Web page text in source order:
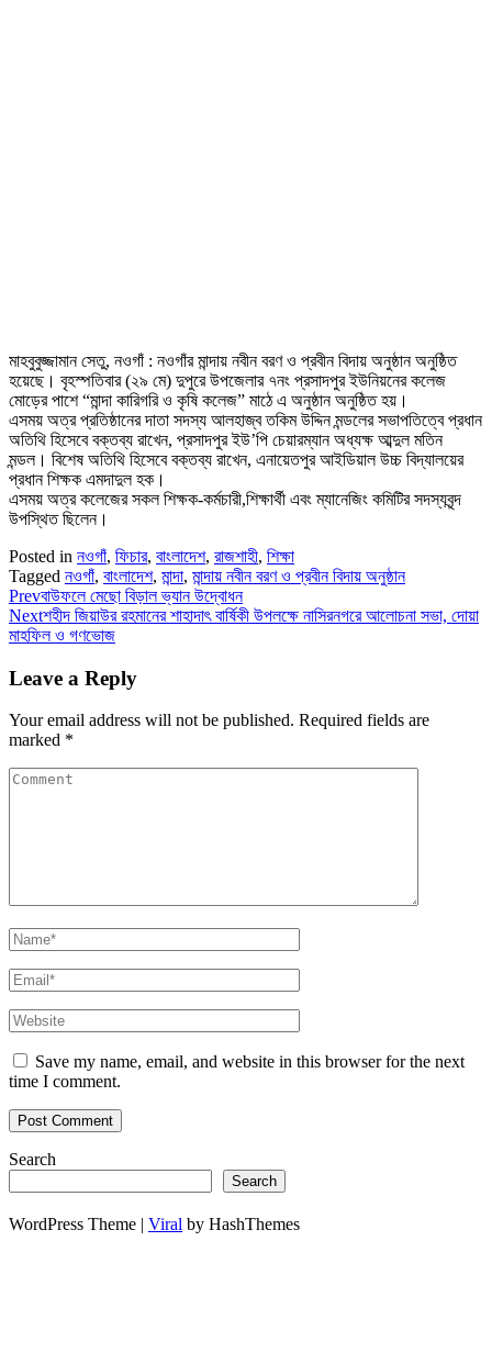
মাহবুবুজ্জামান সেতু, নওগাঁ : নওগাঁর মান্দায় নবীন বরণ ও প্রবীন বিদায় অনুষ্ঠান অনুষ্ঠিত
হয়েছে। বৃহস্পতিবার (২৯ মে) দুপুরে উপজেলার ৭নং প্রসাদপুর ইউনিয়নের কলেজ
মোড়ের পাশে “মান্দা কারিগরি ও কৃষি কলেজ” মাঠে এ অনুষ্ঠান অনুষ্ঠিত হয়।
এসময় অত্র প্রতিষ্ঠানের দাতা সদস্য আলহাজ্ব তকিম উদ্দিন মন্ডলের সভাপতিত্বে প্রধান
অতিথি হিসেবে বক্তব্য রাখেন, প্রসাদপুর ইউ’পি চেয়ারম্যান অধ্যক্ষ আব্দুল মতিন
মন্ডল। বিশেষ অতিথি হিসেবে বক্তব্য রাখেন, এনায়েতপুর আইডিয়াল উচ্চ বিদ্যালয়ের
প্রধান শিক্ষক এমদাদুল হক।
এসময় অত্র কলেজের সকল শিক্ষক-কর্মচারী,শিক্ষার্থী এবং ম্যানেজিং কমিটির সদস্যবৃন্দ
উপস্থিত ছিলেন।
Posted in নওগাঁ, ফিচার, বাংলাদেশ, রাজশাহী, শিক্ষা
Tagged নওগাঁ, বাংলাদেশ, মান্দা, মান্দায় নবীন বরণ ও প্রবীন বিদায় অনুষ্ঠান
Prevবাউফলে মেছো বিড়াল ভ্যান উদ্বোধন
Nextশহীদ জিয়াউর রহমানের শাহাদাৎ বার্ষিকী উপলক্ষে নাসিরনগরে আলোচনা সভা, দোয়া
মাহফিল ও গণভোজ
Leave a Reply
Your email address will not be published. Required fields are
marked *
Save my name, email, and website in this browser for the next
time I comment.
Search
Search
WordPress Theme | Viral by HashThemes